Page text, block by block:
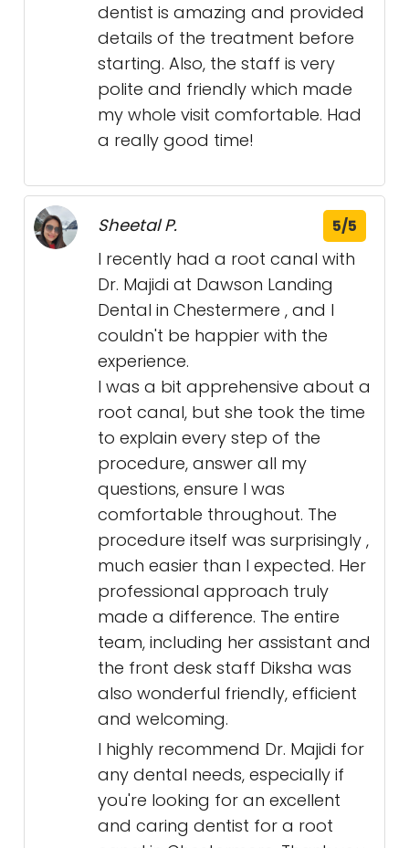
dentist is amazing and provided
details of the treatment before
starting. Also, the staff is very
polite and friendly which made
my whole visit comfortable. Had
a really good time!
Sheetal P. 5/5
I recently had a root canal with
Dr. Majidi at Dawson Landing
Dental in Chestermere , and I
couldn't be happier with the
experience.
I was a bit apprehensive about a
root canal, but she took the time
to explain every step of the
procedure, answer all my
questions, ensure I was
comfortable throughout. The
procedure itself was surprisingly ,
much easier than I expected. Her
professional approach truly
made a difference. The entire
team, including her assistant and
the front desk staff Diksha was
also wonderful friendly, efficient
and welcoming.
I highly recommend Dr. Majidi for
any dental needs, especially if
you're looking for an excellent
and caring dentist for a root